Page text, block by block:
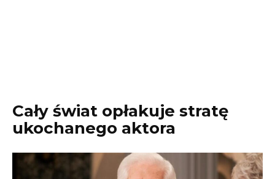
Cały świat opłakuje stratę
ukochanego aktora